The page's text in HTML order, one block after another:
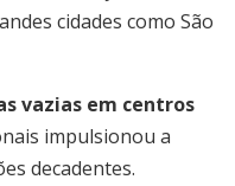
cidades como São
vazias em centros
impulsionou a
decadentes.